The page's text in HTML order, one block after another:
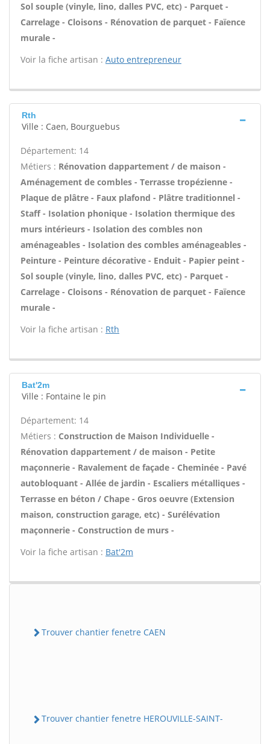
Sol souple (vinyle, lino, dalles PVC, etc) - Parquet -
Carrelage - Cloisons - Rénovation de parquet - Faïence
murale -
Voir la fiche artisan : Auto entrepreneur
Rth
Ville : Caen, Bourguebus
Département: 14
Métiers : Rénovation dappartement / de maison -
Aménagement de combles - Terrasse tropézienne -
Plaque de plâtre - Faux plafond - Plâtre traditionnel -
Staff - Isolation phonique - Isolation thermique des
murs intérieurs - Isolation des combles non
aménageables - Isolation des combles aménageables -
Peinture - Peinture décorative - Enduit - Papier peint -
Sol souple (vinyle, lino, dalles PVC, etc) - Parquet -
Carrelage - Cloisons - Rénovation de parquet - Faïence
murale -
Voir la fiche artisan : Rth
Bat'2m
Ville : Fontaine le pin
Département: 14
Métiers : Construction de Maison Individuelle -
Rénovation dappartement / de maison - Petite
maçonnerie - Ravalement de façade - Cheminée - Pavé
autobloquant - Allée de jardin - Escaliers métalliques -
Terrasse en béton / Chape - Gros oeuvre (Extension
maison, construction garage, etc) - Surélévation
maçonnerie - Construction de murs -
Voir la fiche artisan : Bat'2m
Trouver chantier fenetre CAEN
Trouver chantier fenetre HEROUVILLE-SAINT-